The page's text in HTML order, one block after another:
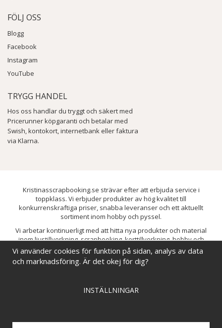
FÖLJ OSS
Blogg
Facebook
Instagram
YouTube
TRYGG HANDEL
Hos oss handlar du tryggt och säkert med
Pricerunner köpgaranti och betalar med
Swish, kontokort, internetbank eller faktura
via Klarna.
Kristinasscrapbooking.se strävar efter att erbjuda service i
toppklass. Vi erbjuder produkter av hög kvalitet till
konkurrenskraftiga priser, snabba leveranser och ett aktuellt
sortiment inom hobby och pyssel.
Vi arbetar kontinuerligt med att hitta nya produkter och material
inom ljustillverkning, scrapbooking, korttillverkning, hobby och
pyssel. Målet är att bredda sortimentet och löpande förbättra och
utveckla vårt utbud, så att du alltid kan hitta det du behöver hos oss.
Vi använder cookies för funktion på sidan, analys av data
och marknadsföring. Är det okej för dig?
INSTÄLLNINGAR